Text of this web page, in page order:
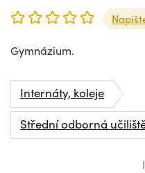
Gymnázium.
Internáty, koleje
Střední odborná